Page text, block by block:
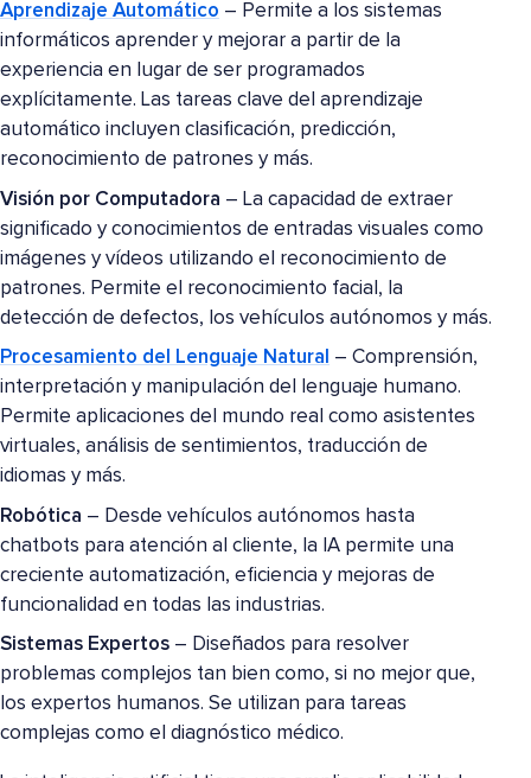
Aprendizaje Automático – Permite a los sistemas
informáticos aprender y mejorar a partir de la
experiencia en lugar de ser programados
explícitamente. Las tareas clave del aprendizaje
automático incluyen clasificación, predicción,
reconocimiento de patrones y más.
Visión por Computadora – La capacidad de extraer
significado y conocimientos de entradas visuales como
imágenes y vídeos utilizando el reconocimiento de
patrones. Permite el reconocimiento facial, la
detección de defectos, los vehículos autónomos y más.
Procesamiento del Lenguaje Natural – Comprensión,
interpretación y manipulación del lenguaje humano.
Permite aplicaciones del mundo real como asistentes
virtuales, análisis de sentimientos, traducción de
idiomas y más.
Robótica – Desde vehículos autónomos hasta
chatbots para atención al cliente, la IA permite una
creciente automatización, eficiencia y mejoras de
funcionalidad en todas las industrias.
Sistemas Expertos – Diseñados para resolver
problemas complejos tan bien como, si no mejor que,
los expertos humanos. Se utilizan para tareas
complejas como el diagnóstico médico.